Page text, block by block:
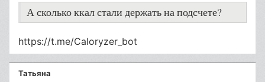
А сколько ккал стали держать на подсчете?
https://t.me/Caloryzer_bot
Татьяна